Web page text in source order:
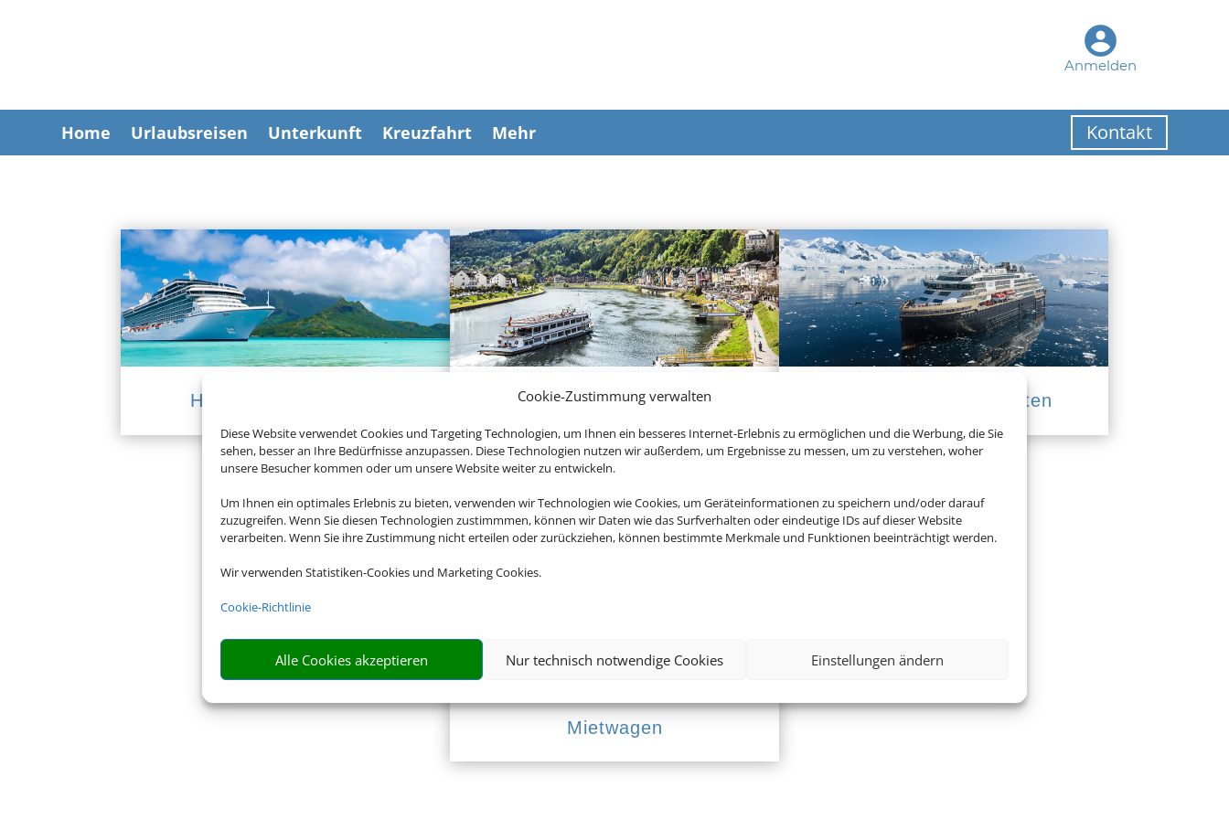
Cookie-Zustimmung verwalten
Diese Website verwendet Cookies und Targeting Technologien, um Ihnen ein besseres Internet-Erlebnis zu ermöglichen und die Werbung, die Sie
sehen, besser an Ihre Bedürfnisse anzupassen. Diese Technologien nutzen wir außerdem, um Ergebnisse zu messen, um zu verstehen, woher
unsere Besucher kommen oder um unsere Website weiter zu entwickeln.
Um Ihnen ein optimales Erlebnis zu bieten, verwenden wir Technologien wie Cookies, um Geräteinformationen zu speichern und/oder darauf
zuzugreifen. Wenn Sie diesen Technologien zustimmmen, können wir Daten wie das Surfverhalten oder eindeutige IDs auf dieser Website
verarbeiten. Wenn Sie ihre Zustimmung nicht erteilen oder zurückziehen, können bestimmte Merkmale und Funktionen beeinträchtigt werden.
Wir verwenden Statistiken-Cookies und Marketing Cookies.
Cookie-Richtlinie
Alle Cookies akzeptieren Nur technisch notwendige Cookies Einstellungen ändern
Anmelden
Home Urlaubsreisen Unterkunft Kreuzfahrt Mehr Kontakt
Hochseekreuzfahrten Flusskreuzfahrten Expeditionskreuzfahrten
Empfehlungen für Ihre Reise
Sinnvolle Extras, die oft dazu gebucht werden.
Mietwagen